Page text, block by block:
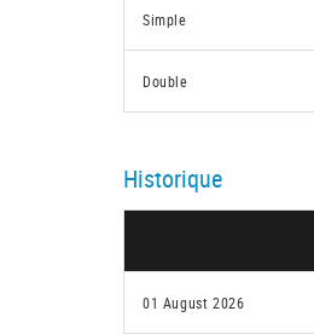
Simple
Double
Historique
01 August 2026